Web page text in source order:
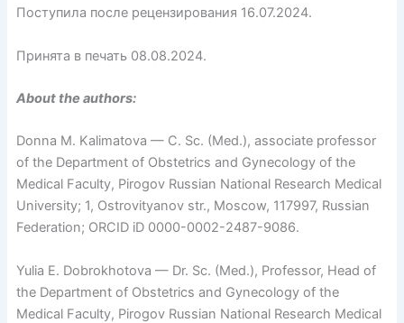
Поступила после рецензирования 16.07.2024.
Принята в печать 08.08.2024.
About the authors:
Donna M. Kalimatova — C. Sc. (Med.), associate professor
of the Department of Obstetrics and Gynecology of the
Medical Faculty, Pirogov Russian National Research Medical
University; 1, Ostrovityanov str., Moscow, 117997, Russian
Federation; ORCID iD 0000-0002-2487-9086.
Yulia E. Dobrokhotova — Dr. Sc. (Med.), Professor, Head of
the Department of Obstetrics and Gynecology of the
Medical Faculty, Pirogov Russian National Research Medical